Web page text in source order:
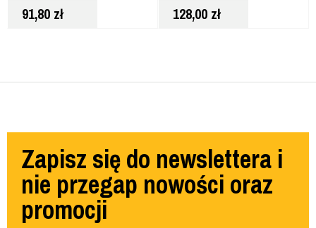
91,80 zł 128,00 zł
Zapisz się do newslettera i
nie przegap nowości oraz
promocji